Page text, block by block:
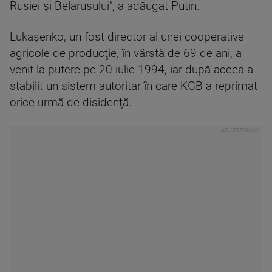
Rusiei şi Belarusului", a adăugat Putin.
Lukaşenko, un fost director al unei cooperative
agricole de producţie, în vârstă de 69 de ani, a
venit la putere pe 20 iulie 1994, iar după aceea a
stabilit un sistem autoritar în care KGB a reprimat
orice urmă de disidenţă.